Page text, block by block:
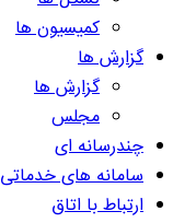
کمیسیون ها
گزارش ها
گزارش ها
مجلس
چندرسانه ای
سامانه های خدماتی
ارتباط با اتاق